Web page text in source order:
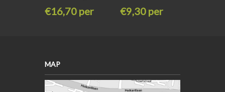
€16,70 per
€9,30 per
MAP